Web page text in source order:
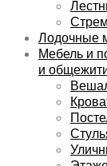
Лодочные
Мебель и
и